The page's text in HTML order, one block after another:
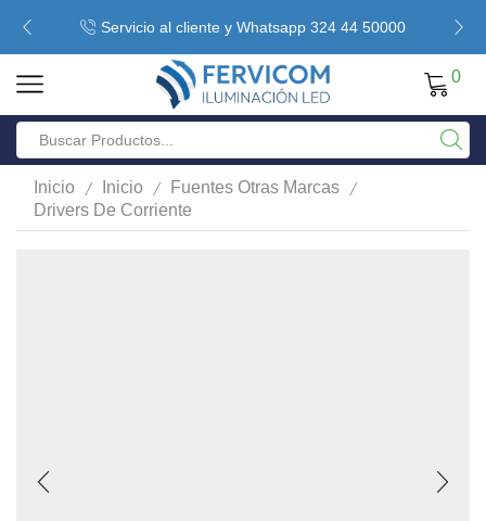
Servicio al cliente y Whatsapp 324 44 50000
0
Inicio / Inicio / Fuentes Otras Marcas /
Drivers De Corriente